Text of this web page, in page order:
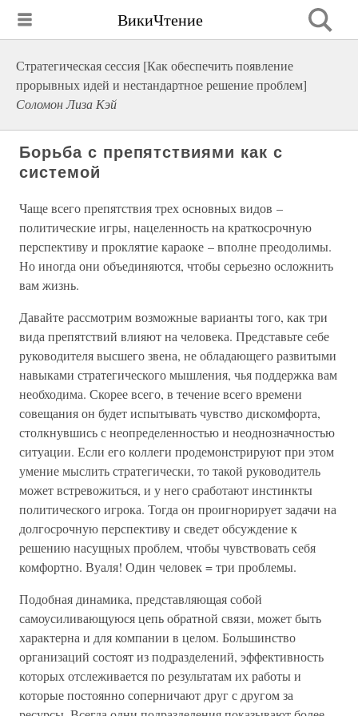
ВикиЧтение
Стратегическая сессия [Как обеспечить появление
прорывных идей и нестандартное решение проблем]
Соломон Лиза Кэй
Борьба с препятствиями как с
системой
Чаще всего препятствия трех основных видов –
политические игры, нацеленность на краткосрочную
перспективу и проклятие караоке – вполне преодолимы.
Но иногда они объединяются, чтобы серьезно осложнить
вам жизнь.
Давайте рассмотрим возможные варианты того, как три
вида препятствий влияют на человека. Представьте себе
руководителя высшего звена, не обладающего развитыми
навыками стратегического мышления, чья поддержка вам
необходима. Скорее всего, в течение всего времени
совещания он будет испытывать чувство дискомфорта,
столкнувшись с неопределенностью и неоднозначностью
ситуации. Если его коллеги продемонстрируют при этом
умение мыслить стратегически, то такой руководитель
может встревожиться, и у него сработают инстинкты
политического игрока. Тогда он проигнорирует задачи на
долгосрочную перспективу и сведет обсуждение к
решению насущных проблем, чтобы чувствовать себя
комфортно. Вуаля! Один человек = три проблемы.
Подобная динамика, представляющая собой
самоусиливающуюся цепь обратной связи, может быть
характерна и для компании в целом. Большинство
организаций состоят из подразделений, эффективность
которых отслеживается по результатам их работы и
которые постоянно соперничают друг с другом за